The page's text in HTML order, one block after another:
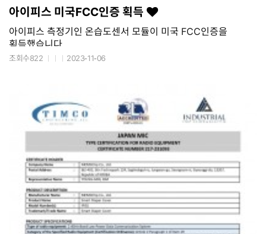
아이피스 미국FCC인증 획득
아이피스 측정기인 온습도센서 모듈이 미국 FCC인증을
획득했습니다
조회수822 2023-11-06